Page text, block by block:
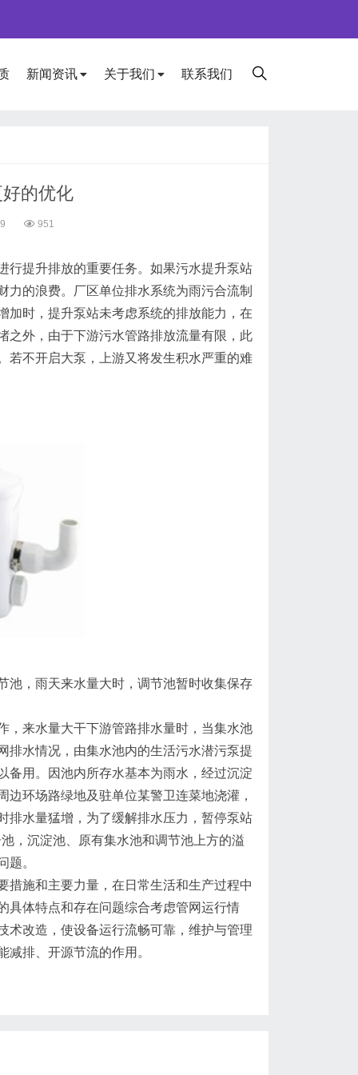
新闻资讯 关于我们 联系我们
的优化
951
提升排放的重要任务。如果污水提升泵站
的浪费。厂区单位排水系统为雨污合流制
加时，提升泵站未考虑系统的排放能力，在
之外，由于下游污水管路排放流量有限，此
若不开启大泵，上游又将发生积水严重的难
，雨天来水量大时，调节池暂时收集保存
来水量大干下游管路排水量时，当集水池
水情况，由集水池内的生活污水潜污泵提
备用。因池内所存水基本为雨水，经过沉淀
环场路绿地及驻单位某警卫连菜地浇灌，
排水量猛增，为了缓解排水压力，暂停泵站
，沉淀池、原有集水池和调节池上方的溢
题。
施和主要力量，在日常生活和生产过程中
具体特点和存在问题综合考虑管网运行情
术改造，使设备运行流畅可靠，维护与管理
排、开源节流的作用。